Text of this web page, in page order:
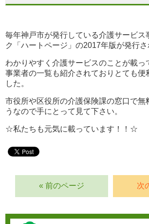
毎年神戸市が発行している介護サービス
ク「ハートページ」の2017年版が発行さ
わかりやすく介護サービスのことが載っ
事業者の一覧も紹介されておりとても便
した。
市役所や区役所の介護保険課の窓口で無
うなので手にとって見て下さい。
☆私たちも元気に載っています！！☆
« 前のページ 次